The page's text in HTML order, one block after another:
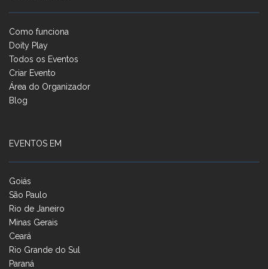
Como funciona
Doity Play
Todos os Eventos
Criar Evento
Área do Organizador
Blog
EVENTOS EM
Goiás
São Paulo
Rio de Janeiro
Minas Gerais
Ceará
Rio Grande do Sul
Paraná